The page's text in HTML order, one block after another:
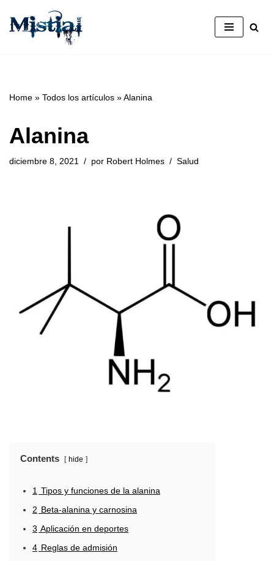
Saltar
Home » Todos los artículos »Alanina
Alanina
diciembre 8, 2021 por Robert Holmes Salud
Contents hide
1 Tipos y funciones de la alanina
2 Beta-alanina y carnosina
3 Aplicación en deportes
4 Reglas de admisión